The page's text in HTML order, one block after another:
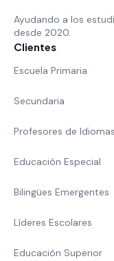
Ayudando a los
desde 2020.
Clientes
Escuela Primaria
Secundaria
Profesores de Idiomas
Educación Especial
Bilingües Emergentes
Líderes Escolares
Educación Superior